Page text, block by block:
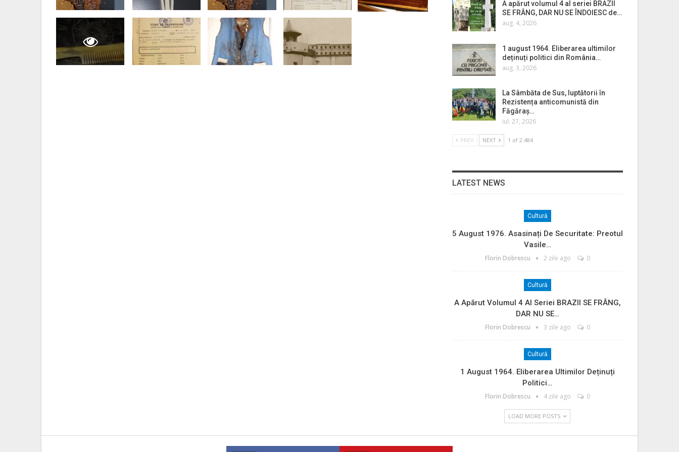
A apărut volumul 4 al seriei BRAZII
SE FRÂNG, DAR NU SE ÎNDOIESC de…
aug. 4, 2026
1 august 1964. Eliberarea ultimilor
deținuți politici din România…
aug. 3, 2026
La Sâmbăta de Sus, luptătorii în
Rezistența anticomunistă din
Făgăraș…
iul. 27, 2026
PREV NEXT 1 of 2.484
LATEST NEWS
Cultură
5 August 1976. Asasinați De Securitate: Preotul
Vasile…
Florin Dobrescu 2 zile ago 0
Cultură
A Apărut Volumul 4 Al Seriei BRAZII SE FRÂNG,
DAR NU SE…
Florin Dobrescu 3 zile ago 0
Cultură
1 August 1964. Eliberarea Ultimilor Deținuți
Politici…
Florin Dobrescu 4 zile ago 0
LOAD MORE POSTS